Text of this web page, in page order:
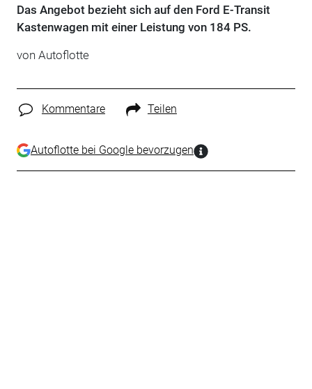
Das Angebot bezieht sich auf den Ford E-Transit
Kastenwagen mit einer Leistung von 184 PS.
von Autoflotte
Kommentare Teilen
Autoflotte bei Google bevorzugen